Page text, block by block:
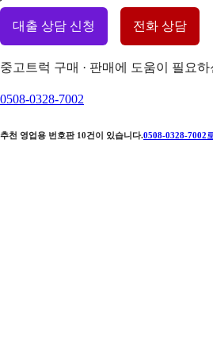
대출 상담 신청 전화 상담
중고트럭 구매 · 판매에 도움이 필요하
0508-0328-7002
추천 영업용 번호판 10건이 있습니다.0508-0328-7002